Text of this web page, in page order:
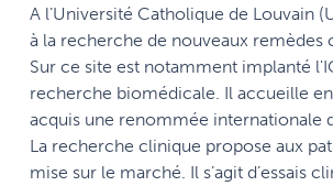
A l’Université Catholique de Louvain
à la recherche de nouveaux remèdes
Sur ce site est notamment implanté
recherche biomédicale. Il accueille
acquis une renommée internationale
La recherche clinique propose aux
mise sur le marché. Il s’agit d’essais